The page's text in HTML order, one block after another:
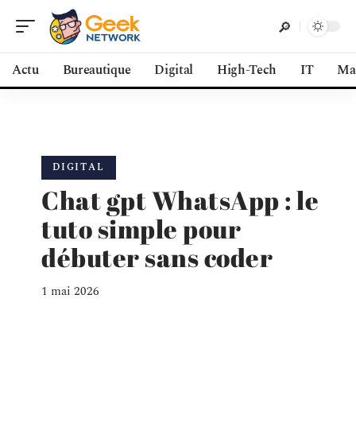
Actu Bureautique Digital High-Tech IT
DIGITAL
Chat gpt WhatsApp : le
tuto simple pour
débuter sans coder
1 mai 2026